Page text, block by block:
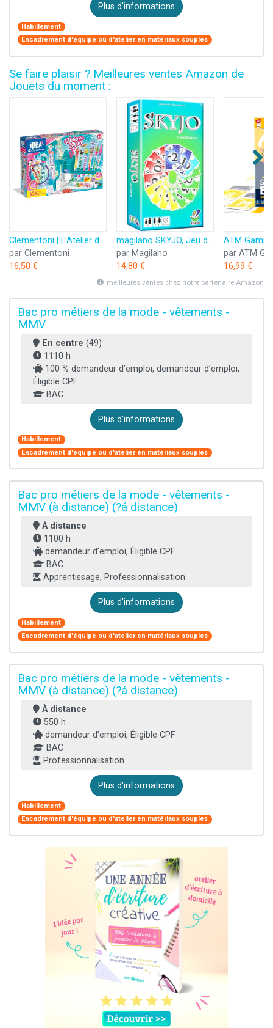
Plus d'informations
Habillement
Encadrement d'équipe ou d'atelier en matériaux souples
Se faire plaisir ? Meilleures ventes Amazon de
Jouets du moment :
Clementoni | L’Atelier des Stylos pour Enfants 6 Ans+ | Kit Créatif DIY avec 10 Stylos à Personnaliser | Plus de 50 Accessoires : Paillettes, Perles, Figurines | Activité Manuelle et Cadeau Créatif
par Clementoni
16,50 €
magilano SKYJO, Jeu de Cartes Amusant pour Les Jeunes et Les Moins Jeunes, des soirées de Jeu Amusantes dans Le Cercle d'amis et de Famille.
par Magilano
14,80 €
par ATM
16,99 €
meilleures ventes chez notre partenaire Amazon
Bac pro métiers de la mode - vêtements -
MMV
En centre (49)
1110 h
100 % demandeur d’emploi, demandeur d’emploi,
Éligible CPF
BAC
Plus d'informations
Habillement
Encadrement d'équipe ou d'atelier en matériaux souples
Bac pro métiers de la mode - vêtements -
MMV (à distance) (?á distance)
À distance
1100 h
demandeur d’emploi, Éligible CPF
BAC
Apprentissage, Professionnalisation
Plus d'informations
Habillement
Encadrement d'équipe ou d'atelier en matériaux souples
Bac pro métiers de la mode - vêtements -
MMV (à distance) (?á distance)
À distance
550 h
demandeur d’emploi, Éligible CPF
BAC
Professionnalisation
Plus d'informations
Habillement
Encadrement d'équipe ou d'atelier en matériaux souples